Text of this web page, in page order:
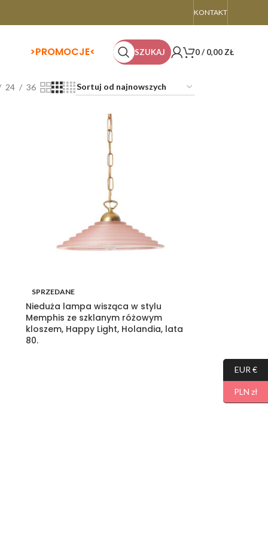
KONTAKT
>PROMOCJE< SZUKAJ 0/ 0,00 ZŁ
24 36
SPRZEDANE
Nieduża lampa wisząca w stylu
Memphis ze szklanym różowym
kloszem, Happy Light, Holandia, lata
80.
EUR €
PLN zł